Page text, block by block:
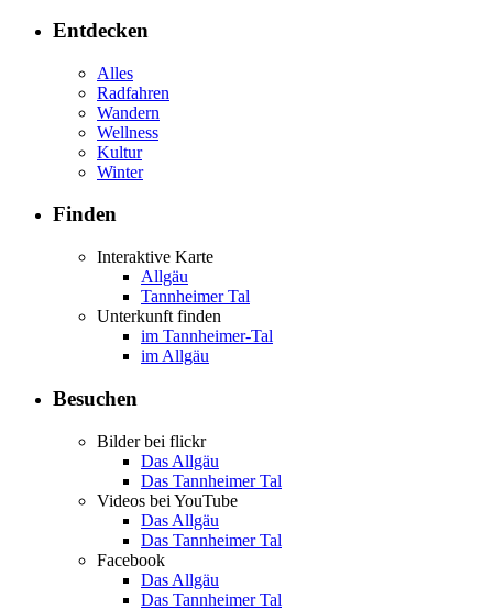
Entdecken
Alles
Radfahren
Wandern
Wellness
Kultur
Winter
Finden
Interaktive Karte
Allgäu
Tannheimer Tal
Unterkunft finden
im Tannheimer-Tal
im Allgäu
Besuchen
Bilder bei flickr
Das Allgäu
Das Tannheimer Tal
Videos bei YouTube
Das Allgäu
Das Tannheimer Tal
Facebook
Das Allgäu
Das Tannheimer Tal